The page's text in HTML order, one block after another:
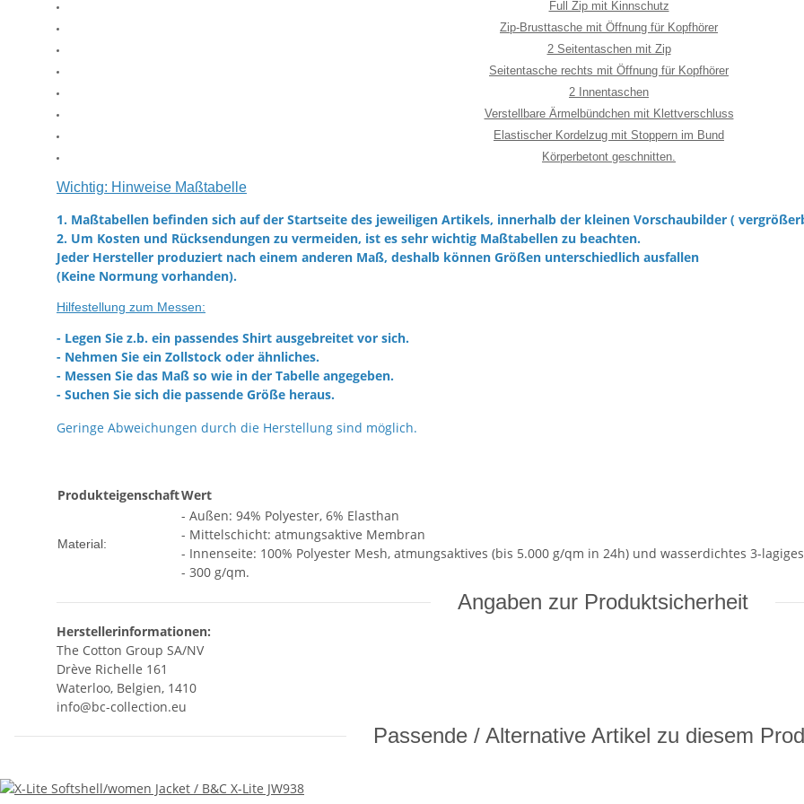
Full Zip mit Kinnschutz
Zip-Brusttasche mit Öffnung für Kopfhörer
2 Seitentaschen mit Zip
Seitentasche rechts mit Öffnung für Kopfhörer
2 Innentaschen
Verstellbare Ärmelbündchen mit Klettverschluss
Elastischer Kordelzug mit Stoppern im Bund
Körperbetont geschnitten.
Wichtig: Hinweise Maßtabelle
1. Maßtabellen befinden sich auf der Startseite des jeweiligen Artikels, innerhalb der kleinen Vorschaubilder (
2. Um Kosten und Rücksendungen zu vermeiden, ist es sehr wichtig Maßtabellen zu beachten.
Jeder Hersteller produziert nach einem anderen Maß, deshalb können Größen unterschiedlich ausfallen
(Keine Normung vorhanden).
Hilfestellung zum Messen:
- Legen Sie z.b. ein passendes Shirt ausgebreitet vor sich.
- Nehmen Sie ein Zollstock oder ähnliches.
- Messen Sie das Maß so wie in der Tabelle angegeben.
- Suchen Sie sich die passende Größe heraus.
Geringe Abweichungen durch die Herstellung sind möglich.
ProdukteigenschaftWert
Material:
- Außen: 94% Polyester, 6% Elasthan
- Mittelschicht: atmungsaktive Membran
- Innenseite: 100% Polyester Mesh, atmungsaktives (bis 5.000 g/qm in 24h) und wasserdichtes 3-
- 300 g/qm.
Angaben zur Produktsicherheit
Herstellerinformationen:
The Cotton Group SA/NV
Drève Richelle 161
Waterloo, Belgien, 1410
info@bc-collection.eu
Passende / Alternative Artikel zu diesem